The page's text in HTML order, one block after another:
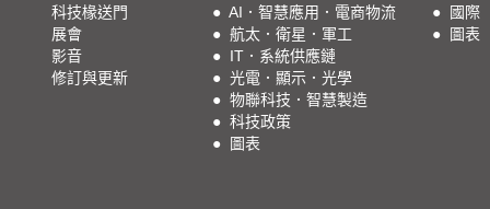
科技椽送門
展會
影音
修訂與更新
● AI．智慧應用．電商物流
● 航太．衛星．軍工
● IT．系統供應鏈
● 光電．顯示．光學
● 物聯科技．智慧製造
● 科技政策
●
圖表
●
國際
●
圖表